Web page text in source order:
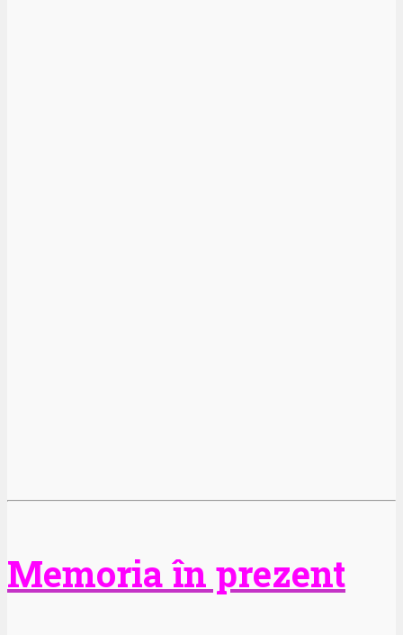
Memoria în prezent